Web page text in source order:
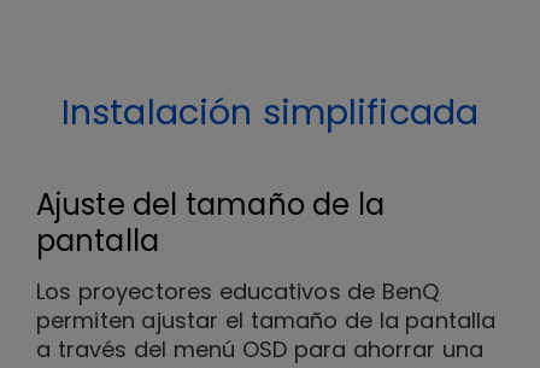
Instalación simplificada
Ajuste del tamaño de la
pantalla
Los proyectores educativos de BenQ
permiten ajustar el tamaño de la pantalla
a través del menú OSD para ahorrar una